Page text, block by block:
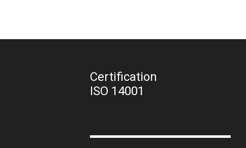
Certification
ISO 14001